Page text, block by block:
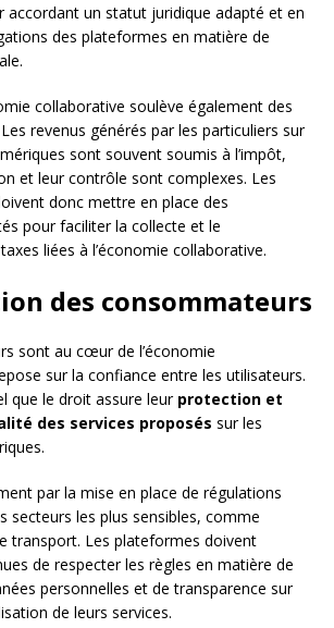
accordant un statut juridique adapté et en
des plateformes en matière de
collaborative soulève également des
revenus générés par les particuliers sur
sont souvent soumis à l’impôt,
et leur contrôle sont complexes. Les
donc mettre en place des
pour faciliter la collecte et le
liées à l’économie collaborative.
des consommateurs
sont au cœur de l’économie
sur la confiance entre les utilisateurs.
que le droit assure leur protection et
des services proposés sur les
par la mise en place de régulations
secteurs les plus sensibles, comme
transport. Les plateformes doivent
de respecter les règles en matière de
personnelles et de transparence sur
de leurs services.